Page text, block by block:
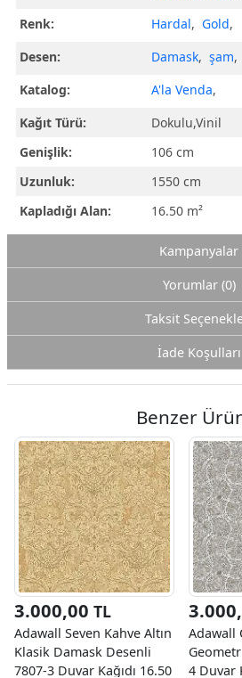
Renk:
Hardal, Gold,
Desen:
Damask, şam,
Katalog:
A'la Venda,
Kağıt Türü:
Dokulu,Vinil
Genişlik:
106 cm
Uzunluk:
1550 cm
Kapladığı Alan:
16.50 m²
Kampanyalar
Yorumlar (0)
Taksit
İade Koşulları
Benzer
3.000,00 TL
Adawall Seven Kahve Altın
Klasik Damask Desenli
7807-3 Duvar Kağıdı 16.50
Adawall
4 Duvar